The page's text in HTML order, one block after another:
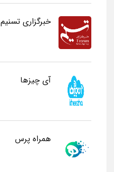
خبرگزاری تسنیم
آی چیزها
همراه پرس